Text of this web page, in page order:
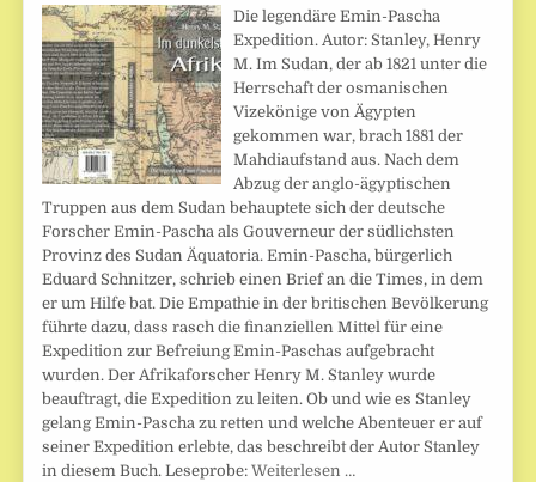
Die legendäre Emin-Pascha
Expedition. Autor: Stanley, Henry
M. Im Sudan, der ab 1821 unter die
Herrschaft der osmanischen
Vizekönige von Ägypten
gekommen war, brach 1881 der
Mahdiaufstand aus. Nach dem
Abzug der anglo-ägyptischen
Truppen aus dem Sudan behauptete sich der deutsche
Forscher Emin-Pascha als Gouverneur der südlichsten
Provinz des Sudan Äquatoria. Emin-Pascha, bürgerlich
Eduard Schnitzer, schrieb einen Brief an die Times, in dem
er um Hilfe bat. Die Empathie in der britischen Bevölkerung
führte dazu, dass rasch die finanziellen Mittel für eine
Expedition zur Befreiung Emin-Paschas aufgebracht
wurden. Der Afrikaforscher Henry M. Stanley wurde
beauftragt, die Expedition zu leiten. Ob und wie es Stanley
gelang Emin-Pascha zu retten und welche Abenteuer er auf
seiner Expedition erlebte, das beschreibt der Autor Stanley
in diesem Buch. Leseprobe:Weiterlesen …